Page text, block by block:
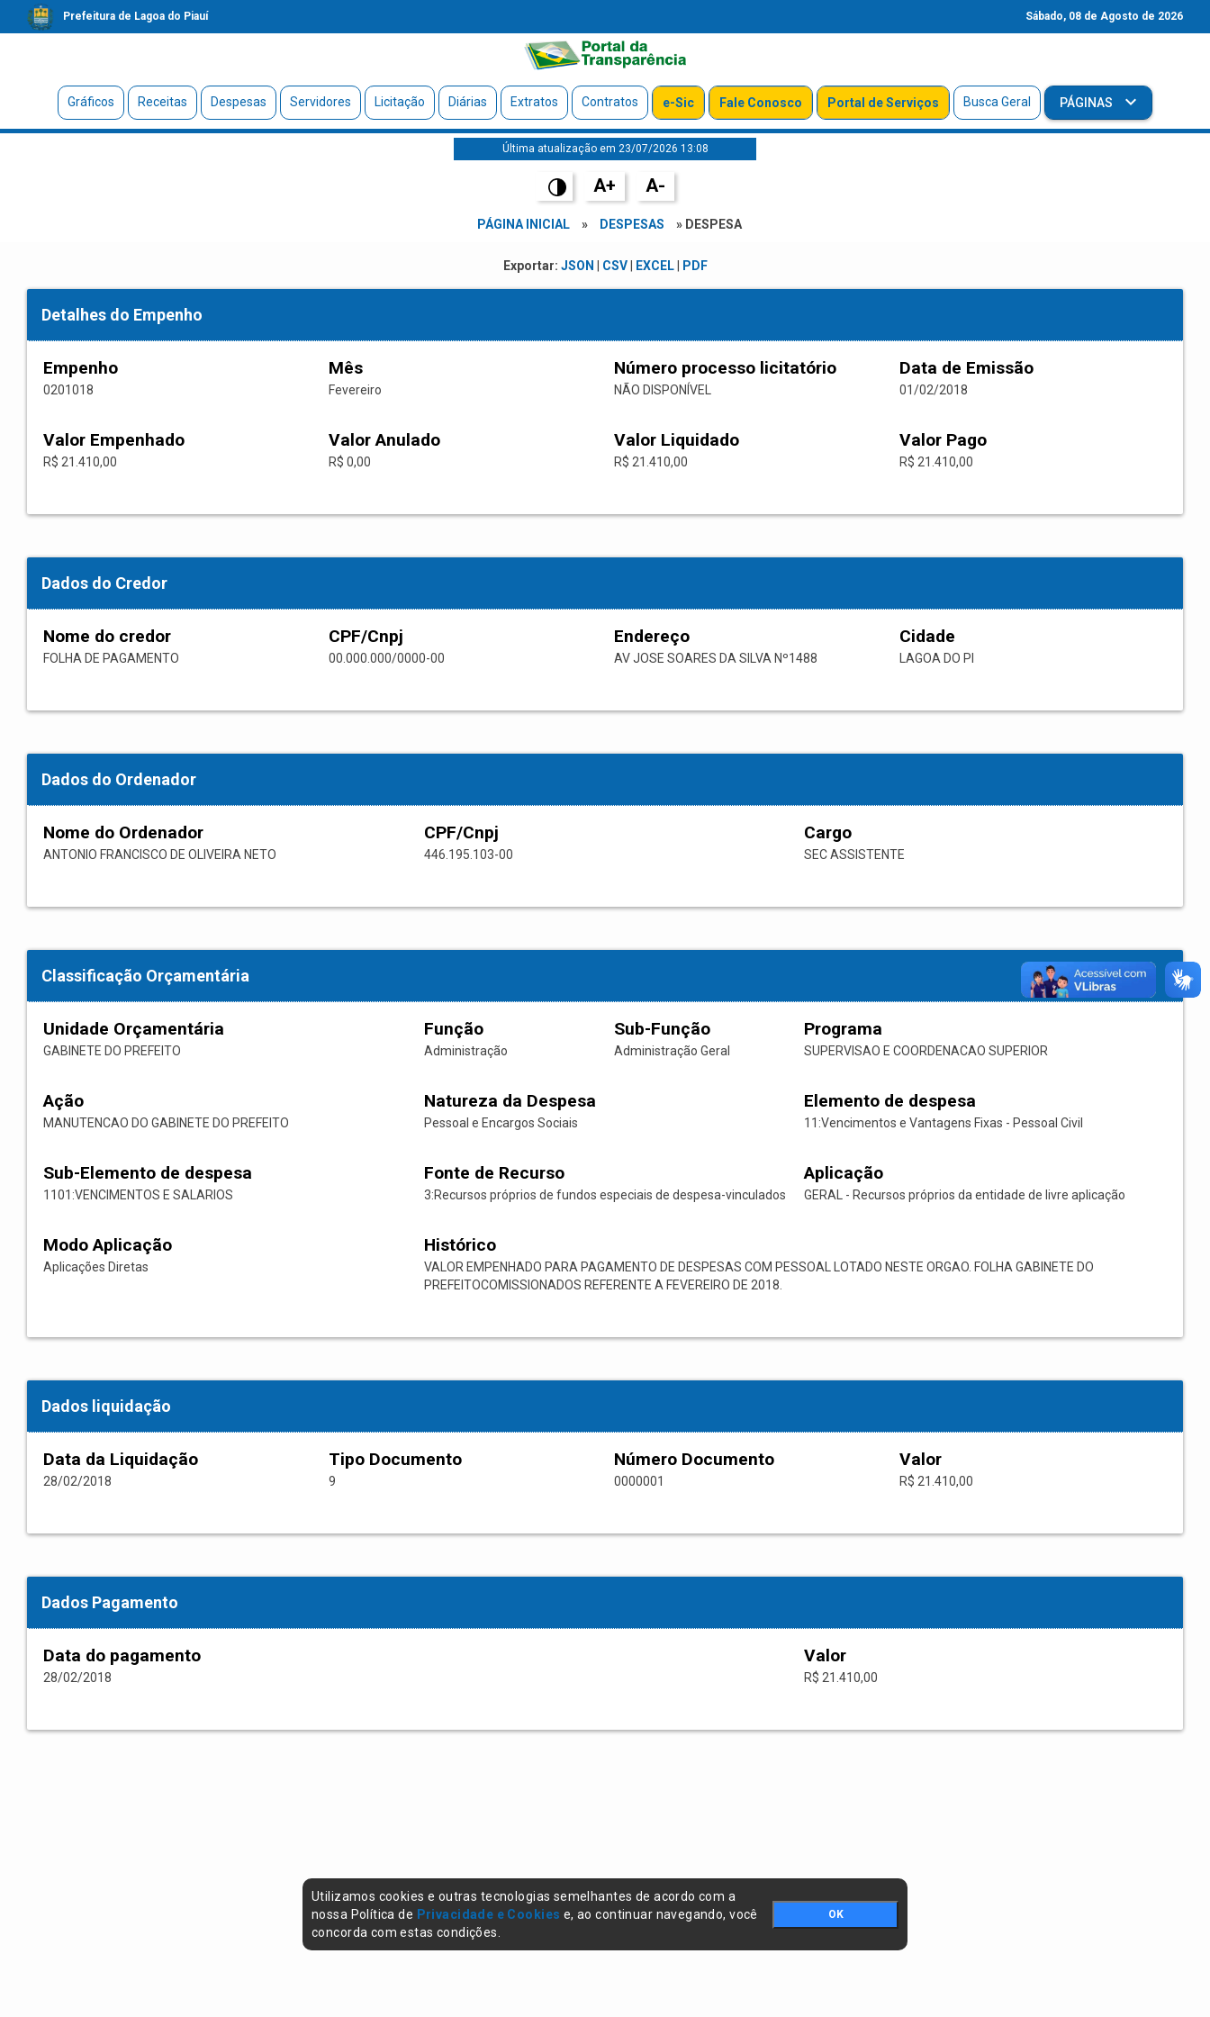
Prefeitura de Lagoa do Piauí Sábado, 08 de Agosto de 2026
Gráficos Receitas Despesas Servidores Licitação Diárias Extratos Contratos e-Sic Fale Conosco Portal de Serviços Busca Geral PÁGINAS
Última atualização em 23/07/2026 13:08
A+ A-
PÁGINA INICIAL » DESPESAS » DESPESA
Exportar: JSON CSV| EXCEL| PDF
Detalhes do Empenho
Empenho
0201018
Mês
Fevereiro
Número processo licitatório
NÃO DISPONÍVEL
Data de Emissão
01/02/2018
Valor Empenhado
R$ 21.410,00
Valor Anulado
R$ 0,00
Valor Liquidado
R$ 21.410,00
Valor Pago
R$ 21.410,00
Dados do Credor
Nome do credor
FOLHA DE PAGAMENTO
CPF/Cnpj
00.000.000/0000-00
Endereço
AV JOSE SOARES DA SILVA Nº1488
Cidade
LAGOA DO PI
Dados do Ordenador
Nome do Ordenador
ANTONIO FRANCISCO DE OLIVEIRA NETO
CPF/Cnpj
446.195.103-00
Cargo
SEC ASSISTENTE
Classificação Orçamentária
Unidade Orçamentária
GABINETE DO PREFEITO
Função
Administração
Sub-Função
Administração Geral
Programa
SUPERVISAO E COORDENACAO SUPERIOR
Ação
MANUTENCAO DO GABINETE DO PREFEITO
Natureza da Despesa
Pessoal e Encargos Sociais
Elemento de despesa
11:Vencimentos e Vantagens Fixas - Pessoal Civil
Sub-Elemento de despesa
1101:VENCIMENTOS E SALARIOS
Fonte de Recurso
3:Recursos próprios de fundos especiais de despesa-vinculados
Aplicação
GERAL - Recursos próprios da entidade de livre aplicação
Modo Aplicação
Aplicações Diretas
Histórico
VALOR EMPENHADO PARA PAGAMENTO DE DESPESAS COM PESSOAL LOTADO NESTE ORGAO. FOLHA GABINETE DO
PREFEITOCOMISSIONADOS REFERENTE A FEVEREIRO DE 2018.
Dados liquidação
Data da Liquidação
28/02/2018
Tipo Documento
9
Número Documento
0000001
Valor
R$ 21.410,00
Dados Pagamento
Data do pagamento
28/02/2018
Valor
R$ 21.410,00
Utilizamos cookies e outras tecnologias semelhantes de acordo com a
nossa Política de Privacidade e Cookies e, ao continuar navegando, você
concorda com estas condições.
OK